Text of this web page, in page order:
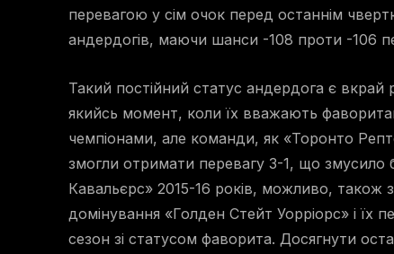
перевагою у сім очок перед останнім
андердогів, маючи шанси -108 проти -106
Такий постійний статус андердога є
якийсь момент, коли їх вважають
чемпіонами, але команди, як «Торонто
змогли отримати перевагу 3-1, що змусило
Кавальєрс» 2015-16 років, можливо,
домінування «Голден Стейт Уорріорс» і їх
сезон зі статусом фаворита. Досягнути